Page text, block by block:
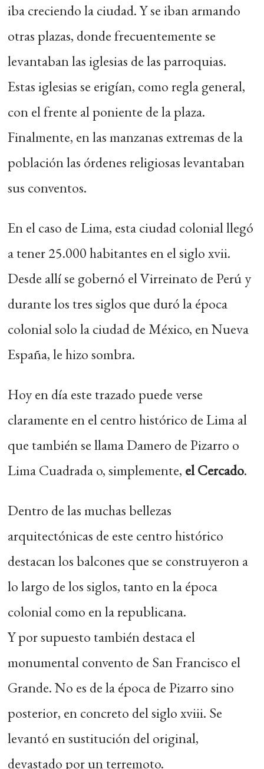
iba creciendo la ciudad. Y se iban armando
otras plazas, donde frecuentemente se
levantaban las iglesias de las parroquias.
Estas iglesias se erigían, como regla general,
con el frente al poniente de la plaza.
Finalmente, en las manzanas extremas de la
población las órdenes religiosas levantaban
sus conventos.
En el caso de Lima, esta ciudad colonial llegó
a tener 25.000 habitantes en el siglo xvii.
Desde allí se gobernó el Virreinato de Perú y
durante los tres siglos que duró la época
colonial solo la ciudad de México, en Nueva
España, le hizo sombra.
Hoy en día este trazado puede verse
claramente en el centro histórico de Lima al
que también se llama Damero de Pizarro o
Lima Cuadrada o, simplemente, el Cercado.
Dentro de las muchas bellezas
arquitectónicas de este centro histórico
destacan los balcones que se construyeron a
lo largo de los siglos, tanto en la época
colonial como en la republicana.
Y por supuesto también destaca el
monumental convento de San Francisco el
Grande. No es de la época de Pizarro sino
posterior, en concreto del siglo xviii. Se
levantó en sustitución del original,
devastado por un terremoto.